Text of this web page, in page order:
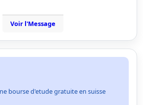
Voir l'Message
bourse d'etude gratuite en suisse